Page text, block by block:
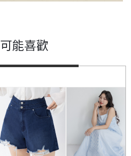
能喜歡